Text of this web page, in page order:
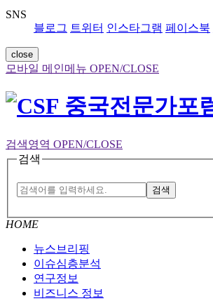
SNS
블로그 트위터 인스타그램 페이스북
close
모바일 메인메뉴 OPEN/CLOSE
검색영역 OPEN/CLOSE
검색
검색
HOME
뉴스브리핑
이슈심층분석
연구정보
비즈니스 정보